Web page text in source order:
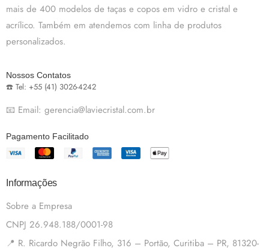
mais de 400 modelos de taças e copos em vidro e cristal e
acrílico. Também em atendemos com linha de produtos
personalizados.
Nossos Contatos
☎️ Tel: +55 (41) 3026-4242
📧 Email: gerencia@laviecristal.com.br
Pagamento Facilitado
Informações
Sobre a Empresa
CNPJ 26.948.188/0001-98
📍 R. Ricardo Negrão Filho, 316 – Portão, Curitiba – PR, 81320-